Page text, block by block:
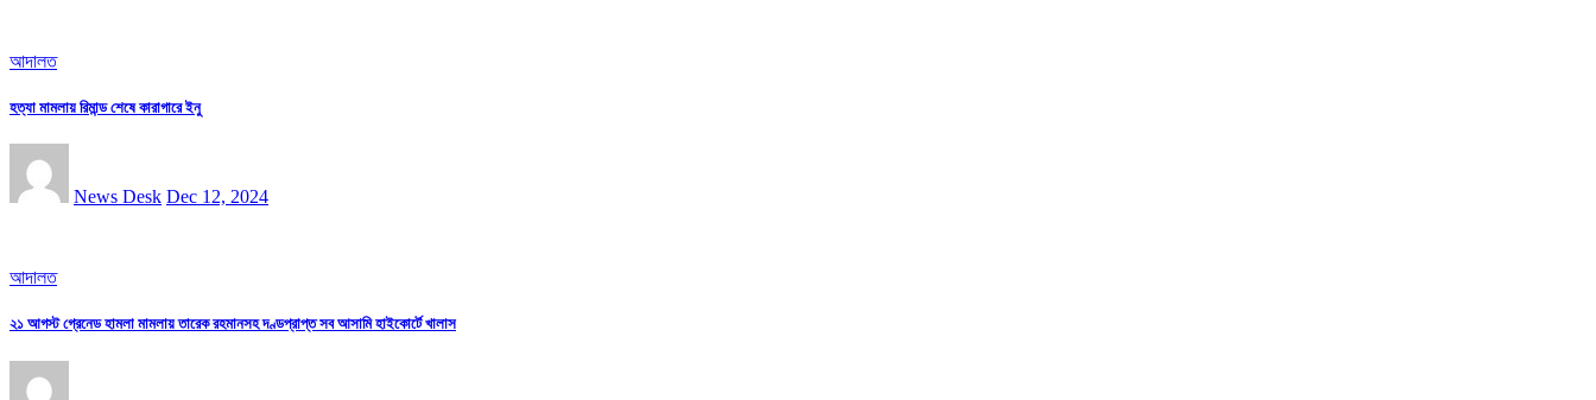
আদালত
হত্যা মামলায় রিমান্ড শেষে কারাগারে ইনু
News Desk Dec 12, 2024
আদালত
২১ আগস্ট গ্রেনেড হামলা মামলায় তারেক রহমানসহ দণ্ডপ্রাপ্ত সব আসামি হাইকোর্টে খালাস